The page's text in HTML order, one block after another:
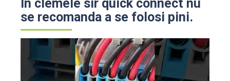
In clemele sir quick connect nu
se recomanda a se folosi pini.